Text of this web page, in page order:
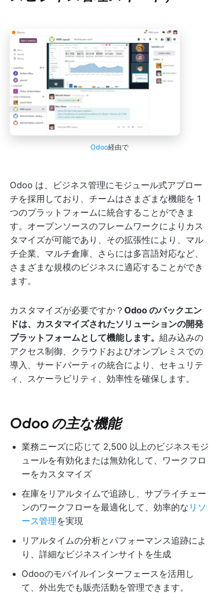
Odoo経由で
Odoo は、ビジネス管理にモジュール式アプロー
チを採用しており、チームはさまざまな機能を 1
つのプラットフォームに統合することができま
す。オープンソースのフレームワークによりカス
タマイズが可能であり、その拡張性により、マル
チ企業、マルチ倉庫、さらには多言語対応など、
さまざまな規模のビジネスに適応することができ
ます。
カスタマイズが必要ですか？ Odoo のバックエン
ドは、カスタマイズされたソリューションの開発
プラットフォームとして機能します。 組み込みの
アクセス制御、クラウドおよびオンプレミスでの
導入、サードパーティの統合により、セキュリテ
ィ、スケーラビリティ、効率性を確保します。
Odoo の主な機能
業務ニーズに応じて 2,500 以上のビジネスモジ
ュールを有効化または無効化して、ワークフロ
ーをカスタマイズ
在庫をリアルタイムで追跡し、サプライチェー
ンのワークフローを最適化して、効率的な リソ
ース管理を実現
リアルタイムの分析とパフォーマンス追跡によ
り、詳細なビジネスインサイトを生成
Odooのモバイルインターフェースを活用し
て、外出先でも販売活動を管理できます。